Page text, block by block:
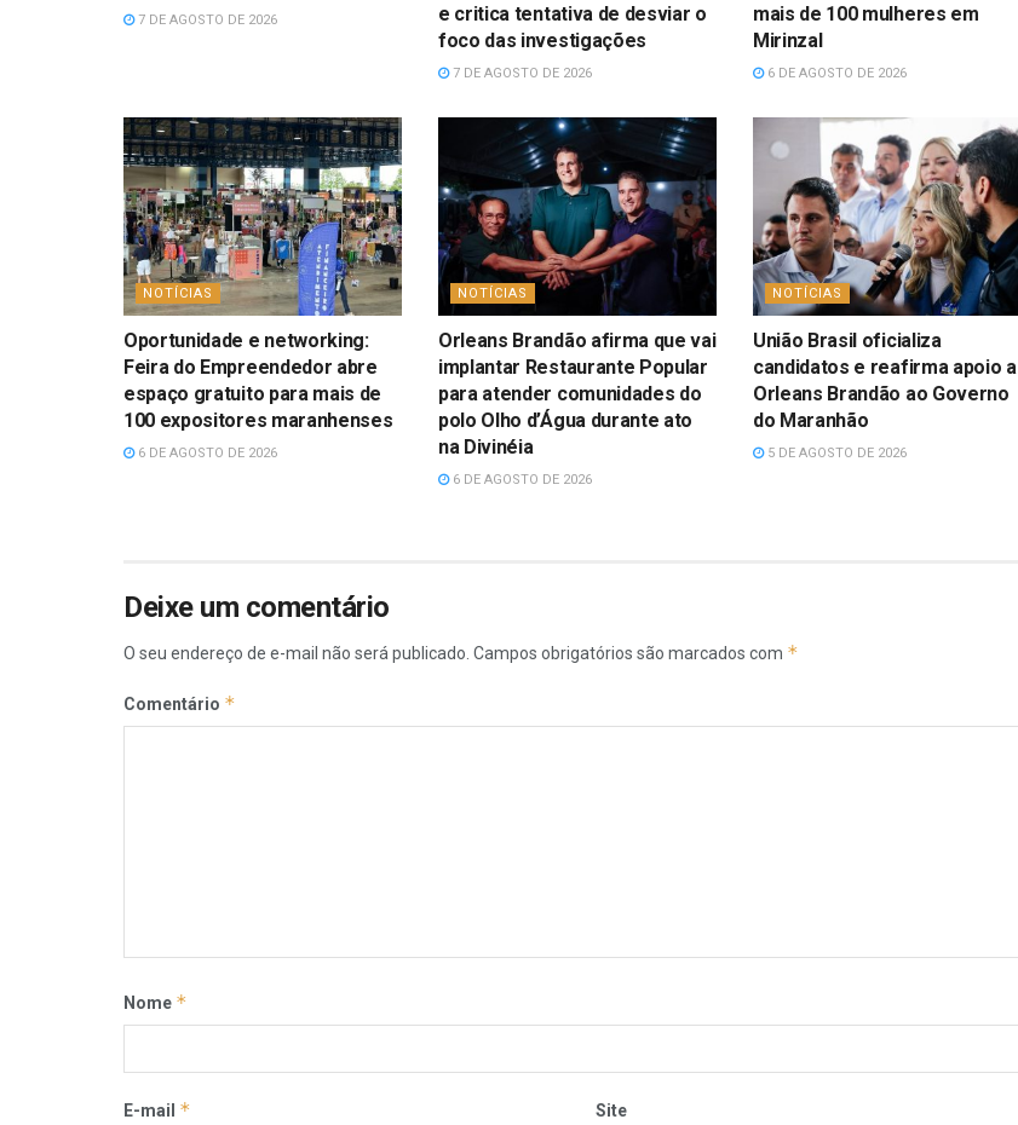
7 DE AGOSTO DE 2026
e critica tentativa de desviar o
foco das investigações
7 DE AGOSTO DE 2026
mais de 100 mulheres em
Mirinzal
6 DE AGOSTO DE 2026
NOTÍCIAS
Oportunidade e networking:
Feira do Empreendedor abre
espaço gratuito para mais de
100 expositores maranhenses
6 DE AGOSTO DE 2026
NOTÍCIAS
Orleans Brandão afirma que vai
implantar Restaurante Popular
para atender comunidades do
polo Olho d’Água durante ato
na Divinéia
6 DE AGOSTO DE 2026
NOTÍCIAS
União Brasil oficializa
candidatos e reafirma apoio a
Orleans Brandão ao Governo
do Maranhão
5 DE AGOSTO DE 2026
Deixe um comentário
O seu endereço de e-mail não será publicado. Campos obrigatórios são marcados com *
Comentário *
Nome *
E-mail * Site